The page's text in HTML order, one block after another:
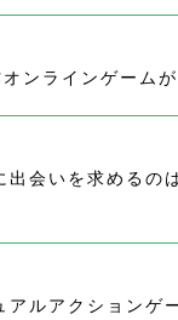
ンラインゲームが
出会いを求めるの
アルアクションゲ